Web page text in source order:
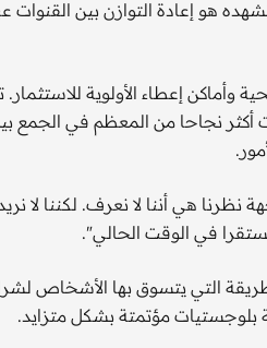
هو إعادة التوازن بين القنوات
وأماكن إعطاء الأولوية
نجاحا من المعظم في الجمع
هي أننا لا نعرف. لكننا لا
مستقرا في الوقت الحالي".
التي يتسوق بها الأشخاص
بلوجستيات مؤتمتة بشكل متزايد.